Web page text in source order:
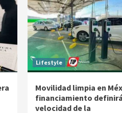
Lifestyle
Movilidad limpia en
financiamiento
velocidad de la